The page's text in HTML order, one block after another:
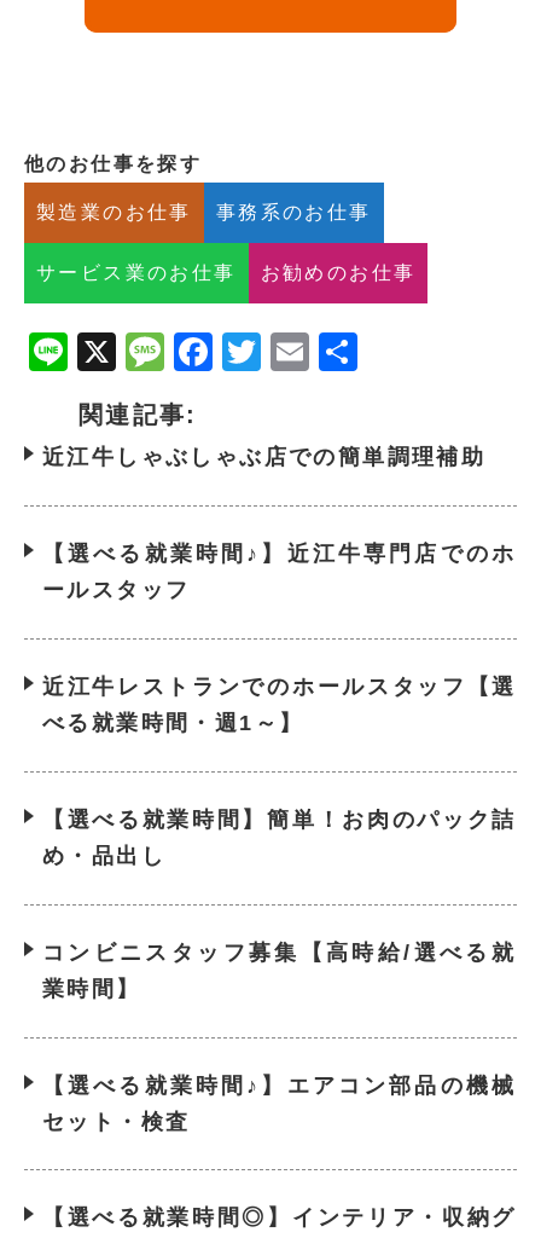
他のお仕事を探す
製造業のお仕事 事務系のお仕事
サービス業のお仕事 お勧めのお仕事
Line
X Message
Facebook
Twitter
Email
関連記事:
近江牛しゃぶしゃぶ店での簡単調理補助
【選べる就業時間♪】近江牛専門店でのホ
ールスタッフ
近江牛レストランでのホールスタッフ【選
べる就業時間・週1～】
【選べる就業時間】簡単！お肉のパック詰
め・品出し
コンビニスタッフ募集【高時給/選べる就
業時間】
【選べる就業時間♪】エアコン部品の機械
セット・検査
【選べる就業時間◎】インテリア・収納グ